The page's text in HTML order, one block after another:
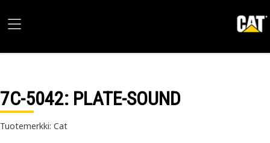
7C-5042: PLATE-SOUND
Tuotemerkki: Cat